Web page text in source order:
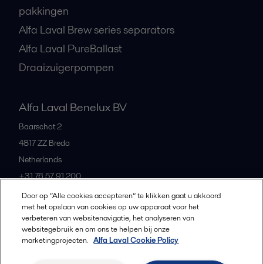
pakkingen
Alfa Laval Brew series separators
Alfa Laval PureBallast
Draaizuigerpompen
Alfa Laval Benelux BV
Baarschot 2
4817 ZZ Breda
Netherlands
+31 76 57 91 200
All offices and partners
Door op “Alle cookies accepteren” te klikken gaat u akkoord
met het opslaan van cookies op uw apparaat voor het
verbeteren van websitenavigatie, het analyseren van
websitegebruik en om ons te helpen bij onze
marketingprojecten. Alfa Laval Cookie Policy